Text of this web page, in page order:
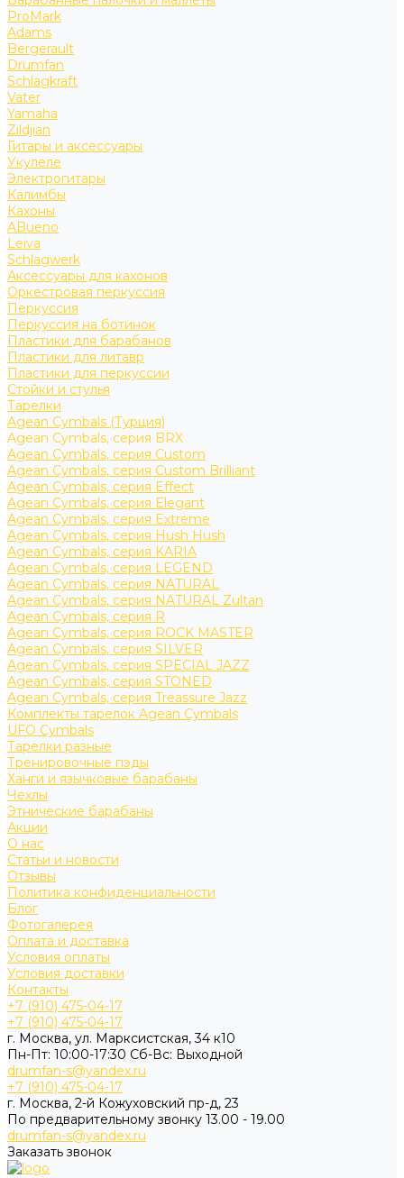
ProMark
Adams
Bergerault
Drumfan
Schlagkraft
Vater
Yamaha
Zildjian
Гитары и аксессуары
Укулеле
Электрогитары
Калимбы
Кахоны
ABueno
Leiva
Schlagwerk
Аксессуары для кахонов
Оркестровая перкуссия
Перкуссия
Перкуссия на ботинок
Пластики для барабанов
Пластики для литавр
Пластики для перкуссии
Стойки и стулья
Тарелки
Agean Cymbals (Турция)
Agean Cymbals, серия BRX
Agean Cymbals, серия Custom
Agean Cymbals, серия Custom Brilliant
Agean Cymbals, серия Effect
Agean Cymbals, серия Elegant
Agean Cymbals, серия Extreme
Agean Cymbals, серия Hush Hush
Agean Cymbals, серия KARIA
Agean Cymbals, серия LEGEND
Agean Cymbals, серия NATURAL
Agean Cymbals, серия NATURAL Zultan
Agean Cymbals, серия R
Agean Cymbals, серия ROCK MASTER
Agean Cymbals, серия SILVER
Agean Cymbals, серия SPECIAL JAZZ
Agean Cymbals, серия STONED
Agean Cymbals, серия Treassure Jazz
Комплекты тарелок Agean Cymbals
UFO Cymbals
Тарелки разные
Тренировочные пэды
Ханги и язычковые барабаны
Чехлы
Этнические барабаны
Акции
О нас
Статьи и новости
Отзывы
Политика конфиденциальности
Блог
Фотогалерея
Оплата и доставка
Условия оплаты
Условия доставки
Контакты
+7 (910) 475-04-17
+7 (910) 475-04-17
г. Москва, ул. Марксистская, 34 к10
Пн-Пт: 10:00-17:30 Cб-Вс: Выходной
drumfan-s@yandex.ru
+7 (910) 475-04-17
г. Москва, 2-й Кожуховский пр-д, 23
По предварительному звонку 13.00 - 19.00
drumfan-s@yandex.ru
Заказать звонок